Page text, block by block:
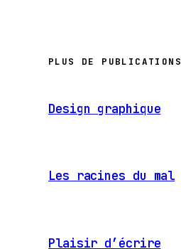
PLUS DE PUBLICATIONS
Design graphique
Les racines du mal
Plaisir d’écrire